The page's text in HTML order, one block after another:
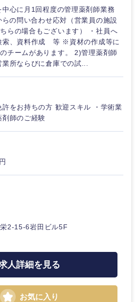
すべての経営企画・事業企
画
画
サービス・制作、ゲーム
資源・環境
船舶
半導体
属
・アパレル・消費財
物流
地方
青森県
山形県
20代 30代
スタートアップ企
英語を活かす
海外勤務あり
心に月1回程度の管理薬剤師業務
の問い合わせ応対（営業員の施設
らの場合もございます） ・社員へ
索、資料作成 等 ※資材の作成等に
チームがあります。 2)管理薬剤師
所ならびに倉庫での試...
をお持ちの方 歓迎スキル ・学術業
師のご経験
2-15-6岩田ビル5F
人詳細を見る
お気に入り